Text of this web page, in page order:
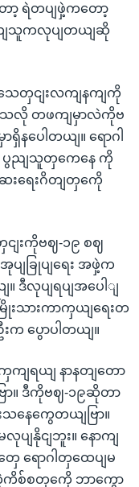
ော့ ရဲတပျဖှဲ့ကတော့
ျသူကလုပျတယျဆို
သေတှငျးလကျနကျကို
ေလို တဖကျမှာလဲကိုဗ
နပေါတယျ။ ရောဂါ
ပွညျသူတှကေနေ ကို
းရေးဂိတျတှကေို
ျးကိုဗဈ-၁၉ စဈ
ျခြုပျရေး အဖှဲ့က
။ ဒီလုပျရပျအပေါျ
ြိုးသားကာကှယျရေးတ
းက ပွောပါတယျ။
ကျရယျ နာနတျတော
ြာ။ ဒီကိုဗဈ-၁၉ဆိုတာ
ေကွေတယျဗြာ။
ျနိုငျဘူး။ နောကျ
ောဂါတှထေပျမ
တေဲ့ကိစ်စတှကေို ဘာကွော